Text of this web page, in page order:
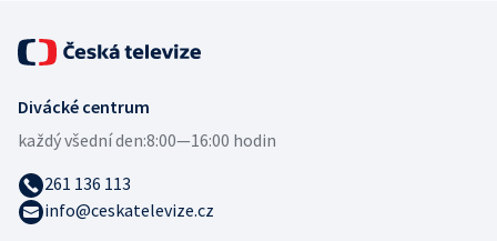
Divácké centrum
každý všední den:8:00—16:00 hodin
261 136 113
info@ceskatelevize.cz